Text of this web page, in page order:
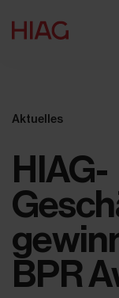
Aktuelles
HIAG-
BPR